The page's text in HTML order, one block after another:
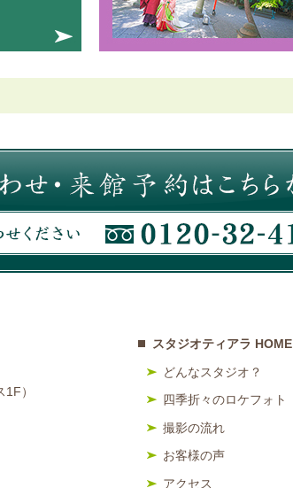
スタジオティアラ HOME
どんなスタジオ？
四季折々のロケフォト
撮影の流れ
お客様の声
アクセス
）